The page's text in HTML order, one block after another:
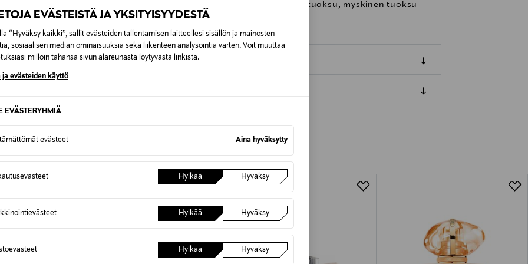
EVÄSTEISTÄ JA YKSITYISYYDESTÄ
“Hyväksy kaikki”, sallit evästeiden tallentamisen laitteellesi sisällön ja mainosten
sosiaalisen median ominaisuuksia sekä liikenteen analysointia varten. Voit muuttaa
milloin tahansa sivun alareunasta löytyvästä linkistä.
ja evästeiden käyttö
EVÄSTERYHMIÄ
evästeet Aina hyväksytty
Hylkää Hyväksy
Hylkää Hyväksy
Hylkää Hyväksy
hajuvesi, naisten tuoksu, Armani, kukkaistuoksu, myskinen tuoksu
Alk. 6,90 €, kun toimitus on saatavilla valittuun osoitteeseen.
tilaukseesi. Voit palauttaa tilaamasi tuotteen 30 vuorokauden kuluessa tuotteen vastaanottamisesta.
palauttaa avaamattomissa alkuperäispakkauksissaan ja palautettavan tuotteen sinetin tulee olla ehjä.
NÄISTÄ